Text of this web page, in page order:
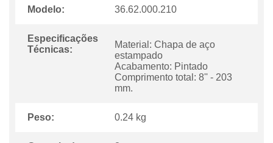
Modelo: 36.62.000.210
Especificações
Técnicas:
Material: Chapa de aço
estampado
Acabamento: Pintado
Comprimento total: 8'' - 203
mm.
Peso: 0.24 kg